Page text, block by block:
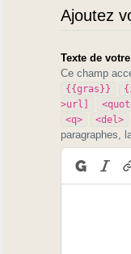
Ajoutez
Texte de
Ce champ
{{gras}}
>url]
<q> <del>
paragraphes,